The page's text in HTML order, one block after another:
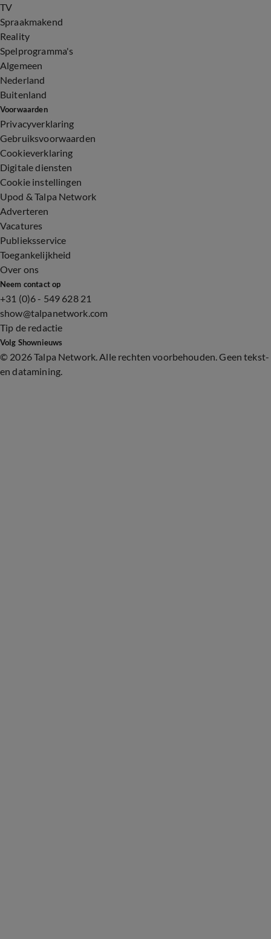
TV
Spraakmakend
Reality
Spelprogramma's
Algemeen
Nederland
Buitenland
Voorwaarden
Privacyverklaring
Gebruiksvoorwaarden
Cookieverklaring
Digitale diensten
Cookie instellingen
Upod & Talpa Network
Adverteren
Vacatures
Publieksservice
Toegankelijkheid
Over ons
Neem contact op
+31 (0)6 - 549 628 21
show@talpanetwork.com
Tip de redactie
Volg Shownieuws
© 2026 Talpa Network. Alle rechten voorbehouden. Geen tekst-
en datamining.